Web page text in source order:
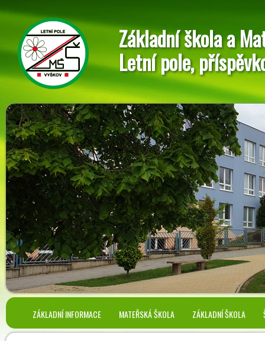
Základní škola a
Letní pole,
ZÁKLADNÍ INFORMACE MATEŘSKÁ ŠKOLA ZÁKLADNÍ ŠKOLA